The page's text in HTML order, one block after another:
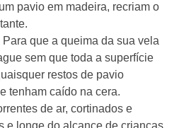
pavio em madeira, recriam o
que a queima da sua vela
sem que toda a superfície
restos de pavio
tenham caído na cera.
de ar, cortinados e